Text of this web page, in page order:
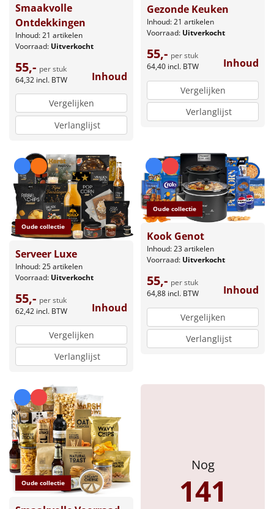
Smaakvolle
Ontdekkingen
Inhoud: 21 artikelen
Voorraad: Uitverkocht
55,- per stuk
64,32 incl. BTW Inhoud
Vergelijken
Verlanglijst
Gezonde Keuken
Inhoud: 21 artikelen
Voorraad: Uitverkocht
55,- per stuk
64,40 incl. BTW Inhoud
Vergelijken
Verlanglijst
Oude collectie
Serveer Luxe
Inhoud: 25 artikelen
Voorraad: Uitverkocht
55,- per stuk
62,42 incl. BTW Inhoud
Vergelijken
Verlanglijst
Oude collectie
Kook Genot
Inhoud: 23 artikelen
Voorraad: Uitverkocht
55,- per stuk
64,88 incl. BTW Inhoud
Vergelijken
Verlanglijst
Oude collectie
Nog
141